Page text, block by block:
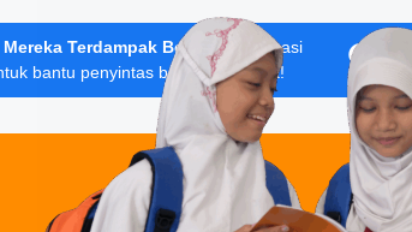
Terdampak Bencana?
Donasi
bantu penyintas banjir Sumatera!